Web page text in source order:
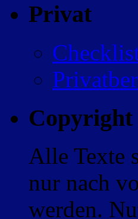
Privat
Copyright
Alle Texte
nur nach
werden.